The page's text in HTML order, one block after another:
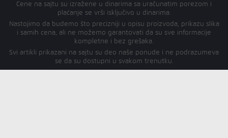
Cene na sajtu su izražene u dinarima sa uračunatim porezom i
plaćanje se vrši isključivo u dinarima.
Nastojimo da budemo što precizniji u opisu proizvoda, prikazu slika
i samih cena, ali ne možemo garantovati da su sve informacije
kompletne i bez grešaka.
Svi artikli prikazani na sajtu su deo naše ponude i ne podrazumeva
se da su dostupni u svakom trenutku.